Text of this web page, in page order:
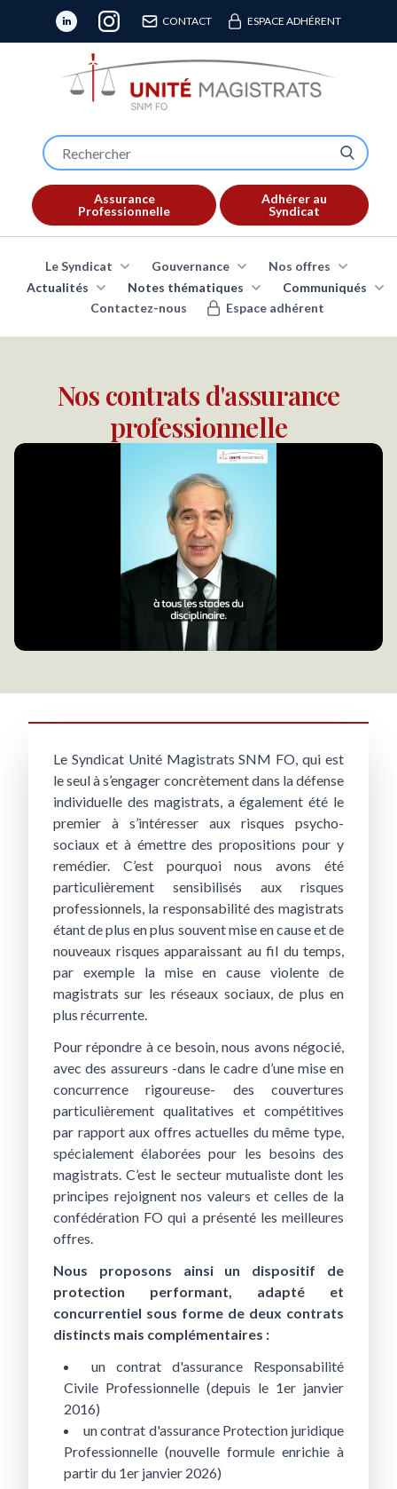
CONTACT ESPACE ADHÉRENT
Assurance
Professionnelle
Adhérer au
Syndicat
Le Syndicat Gouvernance
Nos offres
Actualités
Notes thématiques
Communiqués
Contactez-nous
Espace adhérent
Nos contrats d'assurance
professionnelle
Le Syndicat Unité Magistrats SNM FO, qui est
le seul à s’engager concrètement dans la défense
individuelle des magistrats, a également été le
premier à s’intéresser aux risques psycho-
sociaux et à émettre des propositions pour y
remédier. C’est pourquoi nous avons été
particulièrement sensibilisés aux risques
professionnels, la responsabilité des magistrats
étant de plus en plus souvent mise en cause et de
nouveaux risques apparaissant au fil du temps,
par exemple la mise en cause violente de
magistrats sur les réseaux sociaux, de plus en
plus récurrente.
Pour répondre à ce besoin, nous avons négocié,
avec des assureurs -dans le cadre d’une mise en
concurrence rigoureuse- des couvertures
particulièrement qualitatives et compétitives
par rapport aux offres actuelles du même type,
spécialement élaborées pour les besoins des
magistrats. C’est le secteur mutualiste dont les
principes rejoignent nos valeurs et celles de la
confédération FO qui a présenté les meilleures
offres.
Nous proposons ainsi un dispositif de
protection performant, adapté et
concurrentiel sous forme de deux contrats
distincts mais complémentaires :
un contrat d'assurance Responsabilité
Civile Professionnelle (depuis le 1er janvier
2016)
un contrat d'assurance Protection juridique
Professionnelle (nouvelle formule enrichie à
partir du 1er janvier 2026)